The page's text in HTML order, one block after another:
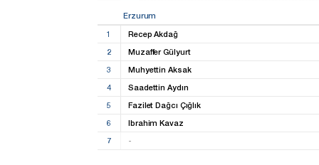
Erzurum
1
Recep Akdağ
2 Muzaffer Gülyurt
3 Muhyettin Aksak
4 Saadettin Aydın
5 Fazilet Dağcı Çığlık
6 Ibrahim Kavaz
7 -